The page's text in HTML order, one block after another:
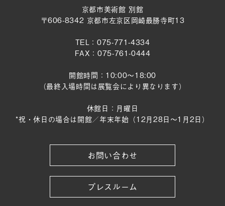
京都市美術館 別館
〒606-8342 京都市左京区岡崎最勝寺町13
TEL：075-771-4334
FAX：075-761-0444
開館時間：10:00～18:00
（最終入場時間は展覧会により異なります）
休館日：月曜日
*祝・休日の場合は開館／年末年始（12月28日〜1月2日）
お問い合わせ
プレスルーム